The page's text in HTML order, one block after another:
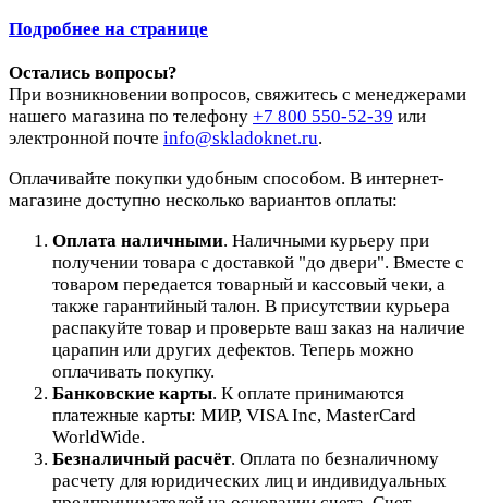
Подробнее на странице
Остались вопросы?
При возникновении вопросов, свяжитесь с менеджерами
нашего магазина по телефону +7 800 550-52-39 или
электронной почте info@skladoknet.ru.
Оплачивайте покупки удобным способом. В интернет-
магазине доступно несколько вариантов оплаты:
Оплата наличными. Наличными курьеру при
получении товара с доставкой "до двери". Вместе с
товаром передается товарный и кассовый чеки, а
также гарантийный талон. В присутствии курьера
распакуйте товар и проверьте ваш заказ на наличие
царапин или других дефектов. Теперь можно
оплачивать покупку.
Банковские карты. К оплате принимаются
платежные карты: МИР, VISA Inc, MasterCard
WorldWide.
Безналичный расчёт. Оплата по безналичному
расчету для юридических лиц и индивидуальных